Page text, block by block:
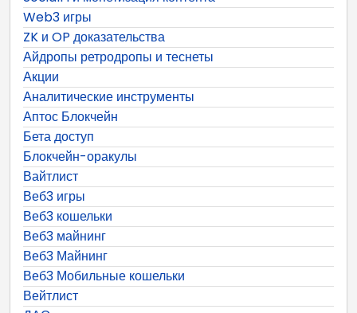
Web3 игры
ZK и OP доказательства
Айдропы ретродропы и теснеты
Акции
Аналитические инструменты
Аптос Блокчейн
Бета доступ
Блокчейн-оракулы
Вайтлист
Веб3 игры
Веб3 кошельки
Веб3 майнинг
Веб3 Майнинг
Веб3 Мобильные кошельки
Вейтлист